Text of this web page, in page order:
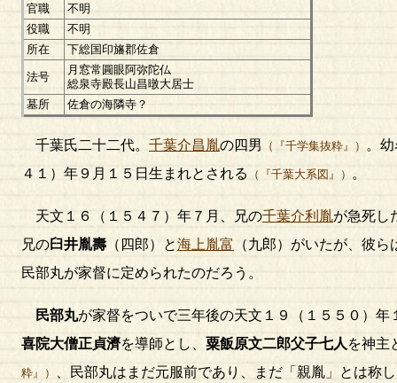
官職
不明
役職
不明
所在
下総国印旛郡佐倉
法号
月窓常圓眼阿弥陀仏
総泉寺殿長山昌暾大居士
墓所
佐倉の海隣寺？
千葉氏二十二代。 千葉介昌胤の四男 （『千学集抜粋』）
。
４１）年９月１５日生まれとされる
（『千葉大系図』） 。
天文１６（１５４７）年７月、兄の千葉介利胤が急死し
兄の臼井胤壽 （四郎）と海上胤富
（九郎）がいたが、彼
民部丸が家督に定められたのだろう。
民部丸が家督をついで三年後の天文１９（１５５０）
喜院大僧正貞濟を導師とし、 粟飯原文二郎父子七人 を神主
粋』） 、民部丸はまだ元服前であり、まだ「親胤」とは称